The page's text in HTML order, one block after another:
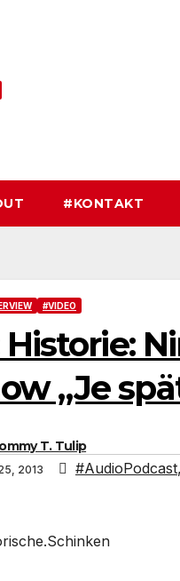
#KONTAKT
#VIDEO
Historie:
„Je
T. Tulip
2013 #AudioPodcast,